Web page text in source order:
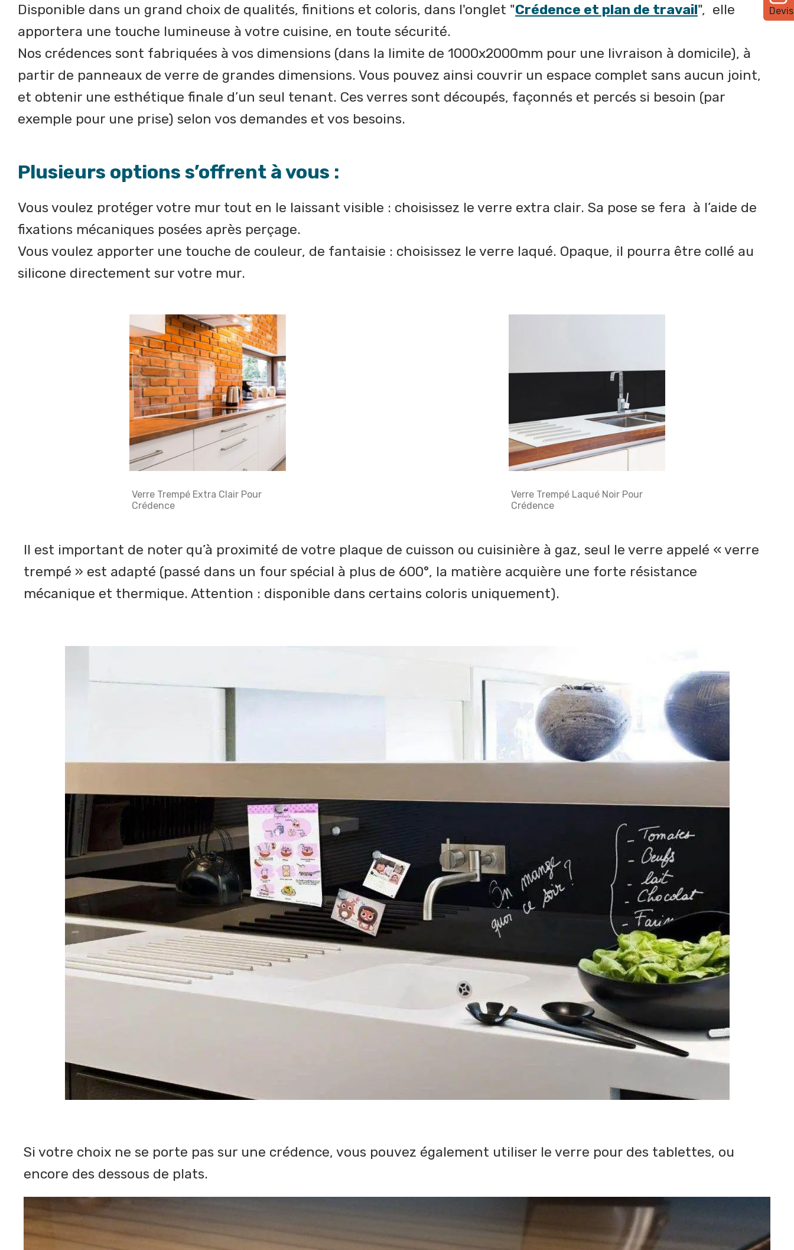
Devis
Disponible dans un grand choix de qualités, finitions et coloris, dans l'onglet "Crédence et plan de travail", elle
apportera une touche lumineuse à votre cuisine, en toute sécurité.
Nos crédences sont fabriquées à vos dimensions (dans la limite de 1000x2000mm pour une livraison à domicile), à
partir de panneaux de verre de grandes dimensions. Vous pouvez ainsi couvrir un espace complet sans aucun joint,
et obtenir une esthétique finale d’un seul tenant. Ces verres sont découpés, façonnés et percés si besoin (par
exemple pour une prise) selon vos demandes et vos besoins.
Plusieurs options s’offrent à vous :
Vous voulez protéger votre mur tout en le laissant visible : choisissez le verre extra clair. Sa pose se fera à l’aide de
fixations mécaniques posées après perçage.
Vous voulez apporter une touche de couleur, de fantaisie : choisissez le verre laqué. Opaque, il pourra être collé au
silicone directement sur votre mur.
Verre Trempé Extra Clair Pour
Crédence
Verre Trempé Laqué Noir Pour
Crédence
Il est important de noter qu’à proximité de votre plaque de cuisson ou cuisinière à gaz, seul le verre appelé « verre
trempé » est adapté (passé dans un four spécial à plus de 600°, la matière acquière une forte résistance
mécanique et thermique. Attention : disponible dans certains coloris uniquement).
Si votre choix ne se porte pas sur une crédence, vous pouvez également utiliser le verre pour des tablettes, ou
encore des dessous de plats.